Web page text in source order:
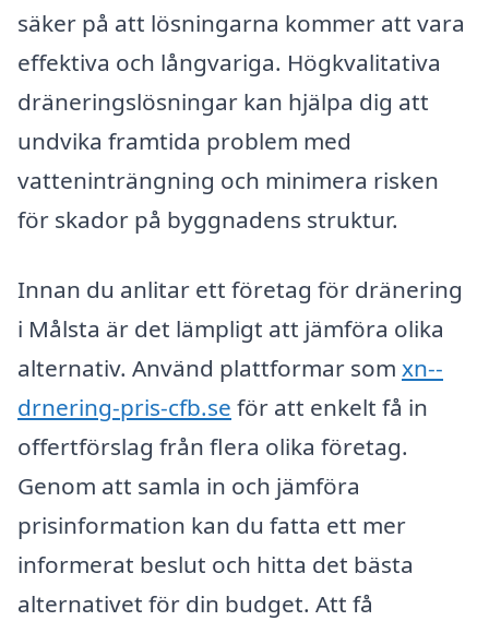
säker på att lösningarna kommer att vara
effektiva och långvariga. Högkvalitativa
dräneringslösningar kan hjälpa dig att
undvika framtida problem med
vatteninträngning och minimera risken
för skador på byggnadens struktur.
Innan du anlitar ett företag för dränering
i Målsta är det lämpligt att jämföra olika
alternativ. Använd plattformar som xn--
drnering-pris-cfb.se för att enkelt få in
offertförslag från flera olika företag.
Genom att samla in och jämföra
prisinformation kan du fatta ett mer
informerat beslut och hitta det bästa
alternativet för din budget. Att få